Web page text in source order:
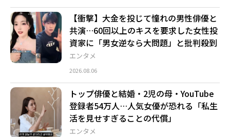
エンタメ
【衝撃】大金を投じて憧れの男性俳優と
共演…60回以上のキスを要求した女性投
資家に「男女逆なら大問題」と批判殺到
2026.08.06
エンタメ
トップ俳優と結婚・2児の母・YouTube
登録者54万人…人気女優が恐れる「私生
活を見せすぎることの代償」